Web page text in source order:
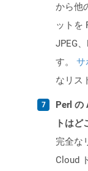
から他
ットを
JPEG
す。 サ
なリス
Perl の
トはど
完全な
Cloud